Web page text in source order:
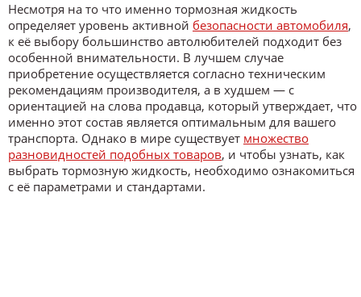
Несмотря на то что именно тормозная жидкость
определяет уровень активной безопасности автомобиля,
к её выбору большинство автолюбителей подходит без
особенной внимательности. В лучшем случае
приобретение осуществляется согласно техническим
рекомендациям производителя, а в худшем — с
ориентацией на слова продавца, который утверждает, что
именно этот состав является оптимальным для вашего
транспорта. Однако в мире существует множество
разновидностей подобных товаров, и чтобы узнать, как
выбрать тормозную жидкость, необходимо ознакомиться
с её параметрами и стандартами.